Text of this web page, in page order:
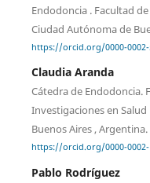
Endodoncia . Facultad
Ciudad Autónoma de
https://orcid.org/0000-0002-
Claudia Aranda
Cátedra de
Investigaciones en
Buenos Aires , Argentina.
https://orcid.org/0000-0002-
Pablo Rodríguez